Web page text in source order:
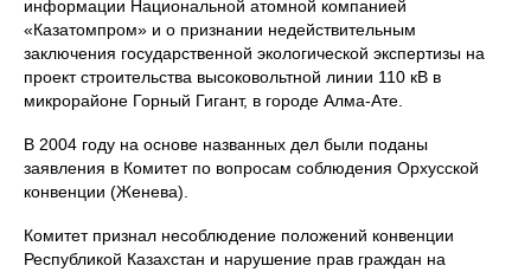
информации Национальной атомной компанией
«Казатомпром» и о признании недействительным
заключения государственной экологической экспертизы на
проект строительства высоковольтной линии 110 кВ в
микрорайоне Горный Гигант, в городе Алма-Ате.
В 2004 году на основе названных дел были поданы
заявления в Комитет по вопросам соблюдения Орхусской
конвенции (Женева).
Комитет признал несоблюдение положений конвенции
Республикой Казахстан и нарушение прав граждан на